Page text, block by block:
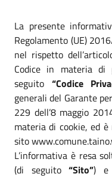
La presente
Regolamento (UE)
nel rispetto
Codice in materia di
seguito “Codice
generali del Garante
229 dell’8 maggio
materia di cookie, ed
sito
L’informativa è resa
(di seguito“Sito”) e